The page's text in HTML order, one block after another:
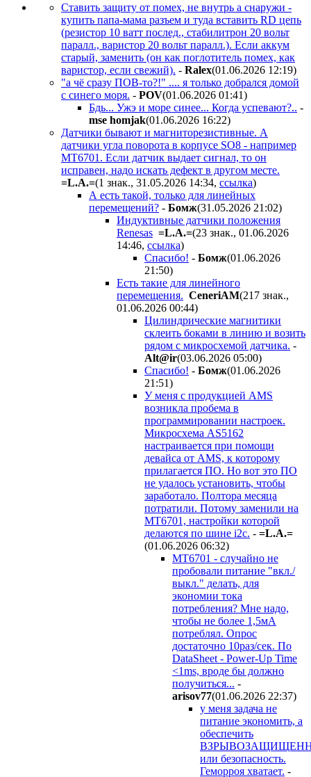
Ставить защиту от помех, не внутрь а снаружи -
купить папа-мама разъем и туда вставить RD цепь
(резистор 10 ватт послед., стабилитрон 20 вольт
паралл., варистор 20 вольт паралл.). Если аккум
старый, заменить (он как поглотитель помех, как
варистор, если свежий). - Ralex(01.06.2026 12:19)
"а чё сразу ПОВ-то?!" .... я только добрался домой
с синего моря. - POV(01.06.2026 01:41)
Бдь... Ужэ и море синее... Когда успевают?.. -
mse homjak(01.06.2026 16:22)
Датчики бывают и магниторезистивные. А
датчики угла поворота в корпусе SO8 - например
MT6701. Если датчик выдает сигнал, то он
исправен, надо искать дефект в другом месте.
=L.A.=(1 знак., 31.05.2026 14:34, ссылка)
А есть такой, только для линейных
перемещений? - Бoмж(31.05.2026 21:02)
Индуктивные датчики положения
Renesas =L.A.=(23 знак., 01.06.2026
14:46, ссылка)
Спасибо! - Бoмж(01.06.2026
21:50)
Есть такие для линейного
перемещения. CeneriAM(217 знак.,
01.06.2026 00:44)
Цилиндрические магнитики
склеить боками в линию и возить
рядом с микросхемой датчика. -
Alt@ir(03.06.2026 05:00)
Спасибо! - Бoмж(01.06.2026
21:51)
У меня c продукцией AMS
возникла пробема в
программировании настроек.
Микросхема AS5162
настраивается при помощи
девайса от AMS, к которому
прилагается ПО. Но вот это ПО
не удалось установить, чтобы
заработало. Полтора месяца
потратили. Потому заменили на
MT6701, настройки которой
делаются по шине i2c. - =L.A.=
(01.06.2026 06:32)
MT6701 - случайно не
пробовали питание "вкл./
выкл." делать, для
экономии тока
потребления? Мне надо,
чтобы не более 1,5мА
потреблял. Опрос
достаточно 10раз/сек. По
DataSheet - Power-Up Time
<1ms, вроде бы должно
получиться... -
arisov77(01.06.2026 22:37)
у меня задача не
питание экономить, а
обеспечить
или безопасность.
Геморроя хватает. -